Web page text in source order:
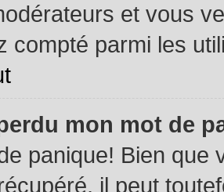
et vous
compté parmi les
mon mot de
panique! Bien que
il peut